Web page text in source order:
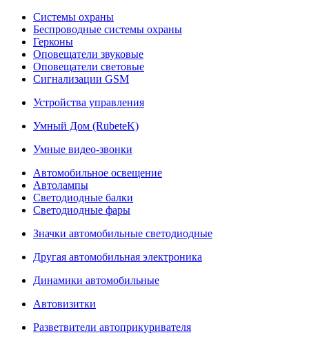
Системы охраны
Беспроводные системы охраны
Герконы
Оповещатели звуковые
Оповещатели световые
Сигнализации GSM
Устройства управления
Умный Дом (RubeteK)
Умные видео-звонки
Автомобильное освещение
Автолампы
Светодиодные балки
Светодиодные фары
Значки автомобильные светодиодные
Другая автомобильная электроника
Динамики автомобильные
Автовизитки
Разветвители автоприкуривателя